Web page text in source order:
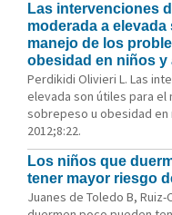
Las intervenciones
moderada a elevada
manejo de los
obesidad en niños y
Perdikidi Olivieri L. Las
elevada son útiles para
sobrepeso u obesidad en
2012;8:22.
Los niños que
tener mayor riesgo
Juanes de Toledo B,